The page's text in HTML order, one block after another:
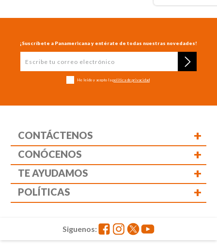
¡Suscríbete a Panamericana y entérate de todas nuestras novedades!
He leído y acepto la política de privacidad
CONTÁCTENOS +
CONÓCENOS +
TE AYUDAMOS +
POLÍTICAS +
Siguenos: